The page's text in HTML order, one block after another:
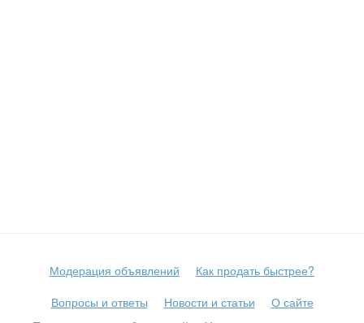
Модерация объявлений
Как продать быстрее?
Вопросы и ответы
Новости и статьи
О сайте